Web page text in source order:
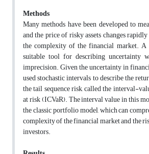
Methods
Many methods have been developed to
and the price of risky assets changes
the complexity of the financial market.
suitable tool for describing uncertainty
imprecision. Given the uncertainty in
used stochastic intervals to describe the
the tail sequence risk, called the interval-
at risk (ICVaR). The interval value in this
the classic portfolio model, which can
complexity of the financial market and the
investors.